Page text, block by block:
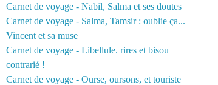
Carnet de voyage - Nabil, Salma et ses doutes
Carnet de voyage - Salma, Tamsir : oublie ça...
Vincent et sa muse
Carnet de voyage - Libellule. rires et bisou
contrarié !
Carnet de voyage - Ourse, oursons, et touriste